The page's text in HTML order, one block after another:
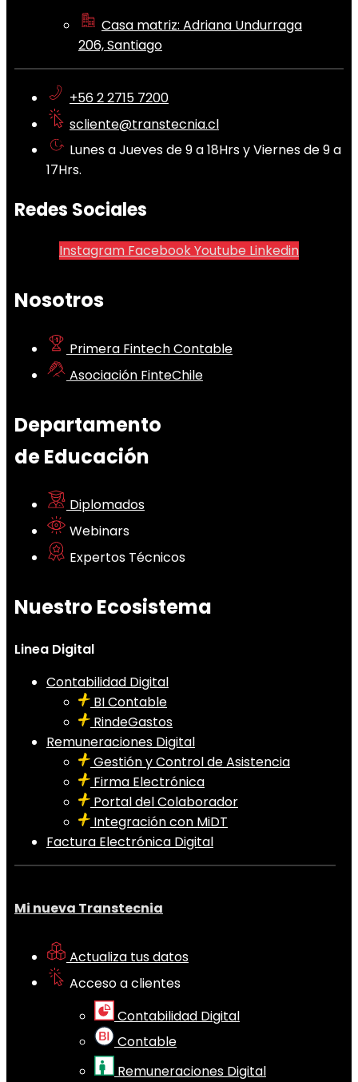
Casa matriz: Adriana Undurraga
206, Santiago
+56 2 2715 7200
scliente@transtecnia.cl
Lunes a Jueves de 9 a 18Hrs y Viernes de 9 a
17Hrs.
Redes Sociales
Instagram FacebookYoutube Linkedin
Nosotros
Primera Fintech Contable
Asociación FinteChile
Departamento
de Educación
Diplomados
Webinars
Expertos Técnicos
Nuestro Ecosistema
Linea Digital
Contabilidad Digital
BI Contable
RindeGastos
Remuneraciones Digital
Gestión y Control de Asistencia
Firma Electrónica
Portal del Colaborador
Integración con MiDT
Factura Electrónica Digital
Mi nueva Transtecnia
Actualiza tus datos
Acceso a clientes
Contabilidad Digital
Contable
Remuneraciones Digital